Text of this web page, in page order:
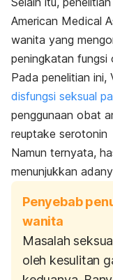
American Medical
wanita yang
peningkatan fungsi
Pada penelitian ini,
disfungsi seksual
penggunaan obat
reuptake serotonin
Namun ternyata,
menunjukkan
Penyebab
wanita
Masalah
oleh kesulitan